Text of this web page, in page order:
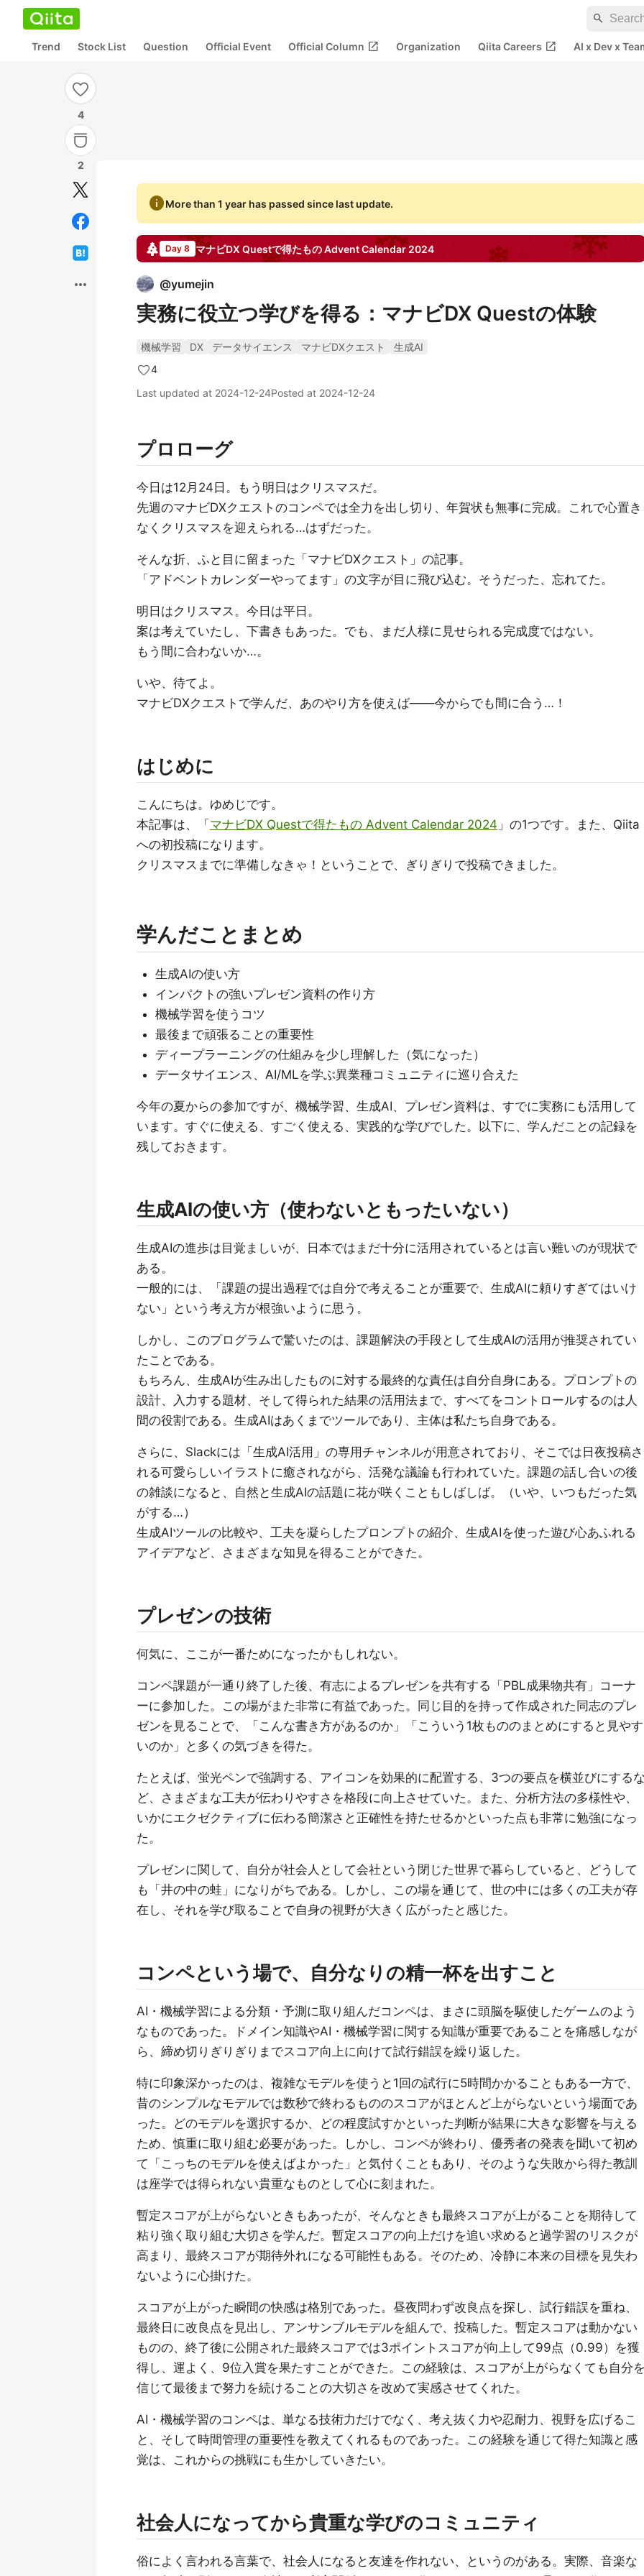
search
Trend Stock List Question Official Event Official Column open_in_new Organization Qiita Careers open_in_new AI x Dev x
4
2
more_horiz
infoMore than 1 year has passed since last update.
Day 8 マナビDX Questで得たものAdvent Calendar 2024
@yumejin
実務に役立つ学びを得る：マナビDX Questの体験
機械学習 DX データサイエンス マナビDXクエスト
生成AI
4
Last updated at 2024-12-24Posted at 2024-12-24
プロローグ
今日は12月24日。もう明日はクリスマスだ。
先週のマナビDXクエストのコンペでは全力を出し切り、年賀状も無事に完成。これで心置き
なくクリスマスを迎えられる…はずだった。
そんな折、ふと目に留まった「マナビDXクエスト」の記事。
「アドベントカレンダーやってます」の文字が目に飛び込む。そうだった、忘れてた。
明日はクリスマス。今日は平日。
案は考えていたし、下書きもあった。でも、まだ人様に見せられる完成度ではない。
もう間に合わないか…。
いや、待てよ。
マナビDXクエストで学んだ、あのやり方を使えば――今からでも間に合う…！
はじめに
こんにちは。ゆめじです。
本記事は、「 マナビDX Questで得たもの Advent Calendar 2024 」の1つです。また、Qiita
への初投稿になります。
クリスマスまでに準備しなきゃ！ということで、ぎりぎりで投稿できました。
学んだことまとめ
生成AIの使い方
インパクトの強いプレゼン資料の作り方
機械学習を使うコツ
最後まで頑張ることの重要性
ディープラーニングの仕組みを少し理解した（気になった）
データサイエンス、AI/MLを学ぶ異業種コミュニティに巡り合えた
今年の夏からの参加ですが、機械学習、生成AI、プレゼン資料は、すでに実務にも活用して
います。すぐに使える、すごく使える、実践的な学びでした。以下に、学んだことの記録を
残しておきます。
生成AIの使い方（使わないともったいない）
生成AIの進歩は目覚ましいが、日本ではまだ十分に活用されているとは言い難いのが現状で
ある。
一般的には、「課題の提出過程では自分で考えることが重要で、生成AIに頼りすぎてはいけ
ない」という考え方が根強いように思う。
しかし、このプログラムで驚いたのは、課題解決の手段として生成AIの活用が推奨されてい
たことである。
もちろん、生成AIが生み出したものに対する最終的な責任は自分自身にある。プロンプトの
設計、入力する題材、そして得られた結果の活用法まで、すべてをコントロールするのは人
間の役割である。生成AIはあくまでツールであり、主体は私たち自身である。
さらに、Slackには「生成AI活用」の専用チャンネルが用意されており、そこでは日夜投稿さ
れる可愛らしいイラストに癒されながら、活発な議論も行われていた。課題の話し合いの後
の雑談になると、自然と生成AIの話題に花が咲くこともしばしば。（いや、いつもだった気
がする…）
生成AIツールの比較や、工夫を凝らしたプロンプトの紹介、生成AIを使った遊び心あふれる
アイデアなど、さまざまな知見を得ることができた。
プレゼンの技術
何気に、ここが一番ためになったかもしれない。
コンペ課題が一通り終了した後、有志によるプレゼンを共有する「PBL成果物共有」コーナ
ーに参加した。この場がまた非常に有益であった。同じ目的を持って作成された同志のプレ
ゼンを見ることで、「こんな書き方があるのか」「こういう1枚もののまとめにすると見やす
いのか」と多くの気づきを得た。
たとえば、蛍光ペンで強調する、アイコンを効果的に配置する、3つの要点を横並びにする
ど、さまざまな工夫が伝わりやすさを格段に向上させていた。また、分析方法の多様性や、
いかにエクゼクティブに伝わる簡潔さと正確性を持たせるかといった点も非常に勉強になっ
た。
プレゼンに関して、自分が社会人として会社という閉じた世界で暮らしていると、どうして
も「井の中の蛙」になりがちである。しかし、この場を通じて、世の中には多くの工夫が存
在し、それを学び取ることで自身の視野が大きく広がったと感じた。
コンペという場で、自分なりの精一杯を出すこと
AI・機械学習による分類・予測に取り組んだコンペは、まさに頭脳を駆使したゲームのよう
なものであった。ドメイン知識やAI・機械学習に関する知識が重要であることを痛感しなが
ら、締め切りぎりぎりまでスコア向上に向けて試行錯誤を繰り返した。
特に印象深かったのは、複雑なモデルを使うと1回の試行に5時間かかることもある一方で、
昔のシンプルなモデルでは数秒で終わるもののスコアがほとんど上がらないという場面であ
った。どのモデルを選択するか、どの程度試すかといった判断が結果に大きな影響を与える
ため、慎重に取り組む必要があった。しかし、コンペが終わり、優秀者の発表を聞いて初め
て「こっちのモデルを使えばよかった」と気付くこともあり、そのような失敗から得た教訓
は座学では得られない貴重なものとして心に刻まれた。
暫定スコアが上がらないときもあったが、そんなときも最終スコアが上がることを期待して
粘り強く取り組む大切さを学んだ。暫定スコアの向上だけを追い求めると過学習のリスクが
高まり、最終スコアが期待外れになる可能性もある。そのため、冷静に本来の目標を見失わ
ないように心掛けた。
スコアが上がった瞬間の快感は格別であった。昼夜問わず改良点を探し、試行錯誤を重ね、
最終日に改良点を見出し、アンサンブルモデルを組んで、投稿した。暫定スコアは動かない
ものの、終了後に公開された最終スコアでは3ポイントスコアが向上して99点（0.99）を獲
得し、運よく、9位入賞を果たすことができた。この経験は、スコアが上がらなくても自分
信じて最後まで努力を続けることの大切さを改めて実感させてくれた。
AI・機械学習のコンペは、単なる技術力だけでなく、考え抜く力や忍耐力、視野を広げるこ
と、そして時間管理の重要性を教えてくれるものであった。この経験を通じて得た知識と感
覚は、これからの挑戦にも生かしていきたい。
社会人になってから貴重な学びのコミュニティ
俗によく言われる言葉で、社会人になると友達を作れない、というのがある。実際、音楽な